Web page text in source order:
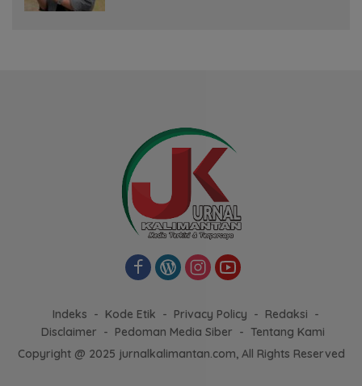
Indeks Kode Etik Privacy Policy
Redaksi
Disclaimer
Pedoman Media Siber
Tentang Kami
Copyright @ 2025 jurnalkalimantan.com, All Rights Reserved